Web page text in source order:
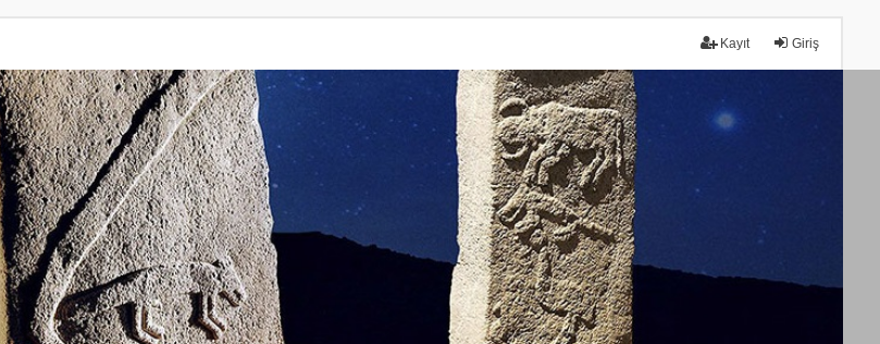
Giriş
Kayıt